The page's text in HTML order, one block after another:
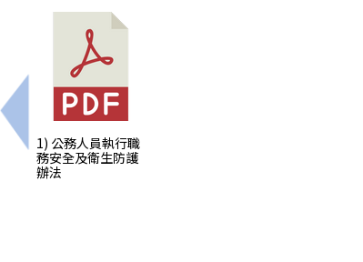
上一筆：函轉教育部修正發布「公立高級中等
1) 公務人員執行職
務安全及衛生防護
辦法